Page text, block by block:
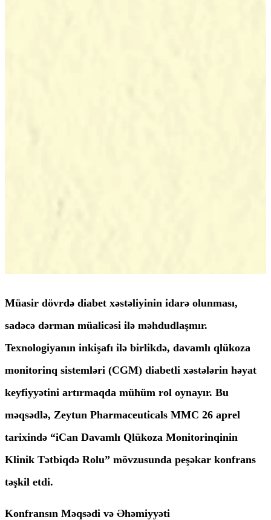
Müasir dövrdə diabet xəstəliyinin idarə olunması,
sadəcə dərman müalicəsi ilə məhdudlaşmır.
Texnologiyanın inkişafı ilə birlikdə, davamlı qlükoza
monitorinq sistemləri (CGM) diabetli xəstələrin həyat
keyfiyyətini artırmaqda mühüm rol oynayır. Bu
məqsədlə, Zeytun Pharmaceuticals MMC 26 aprel
tarixində “iCan Davamlı Qlükoza Monitorinqinin
Klinik Tətbiqdə Rolu” mövzusunda peşəkar konfrans
təşkil etdi.
Konfransın Məqsədi və Əhəmiyyəti